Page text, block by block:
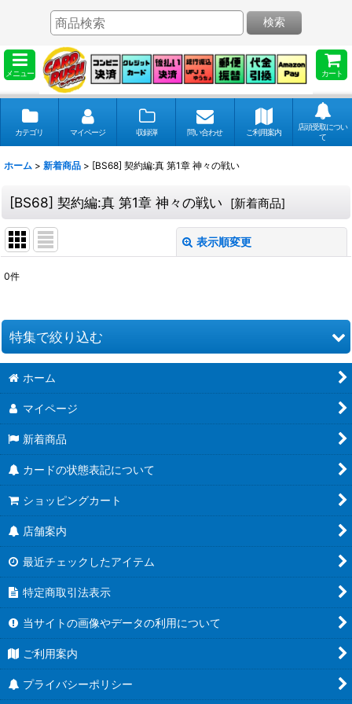
メニュー カート
検索
カテゴリ マイページ 収録弾 問い合わせ ご利用案内
店頭受取につい
て
ホーム > 新着商品 > [BS68] 契約編:真 第1章 神々の戦い
[BS68] 契約編:真 第1章 神々の戦い [新着商品]
表示順変更
並び順 :
0件
特集で絞り込む
[26RBS02] 幻惑の翔風
[26RCB01]コラボブースター 仮面ライダー 運命の戦線
[26RSD07]コラボスターター 仮面ライダー AGENT OF DREAM
[BS76] エターナルブースター 永皇の輝き
[26RBS01] 創世の鼓動
[26RSD01~06] バトスピエントリーデッキ
[BSC51] ディーバブースター メモリアルレコード
[BSC50] アニメブースター RESONATING STARS
[BS74] 契約編:環 第3章 覇極来臨
ホーム
マイページ
新着商品
カードの状態表記について
ショッピングカート
店舗案内
最近チェックしたアイテム
特定商取引法表示
当サイトの画像やデータの利用について
ご利用案内
プライバシーポリシー